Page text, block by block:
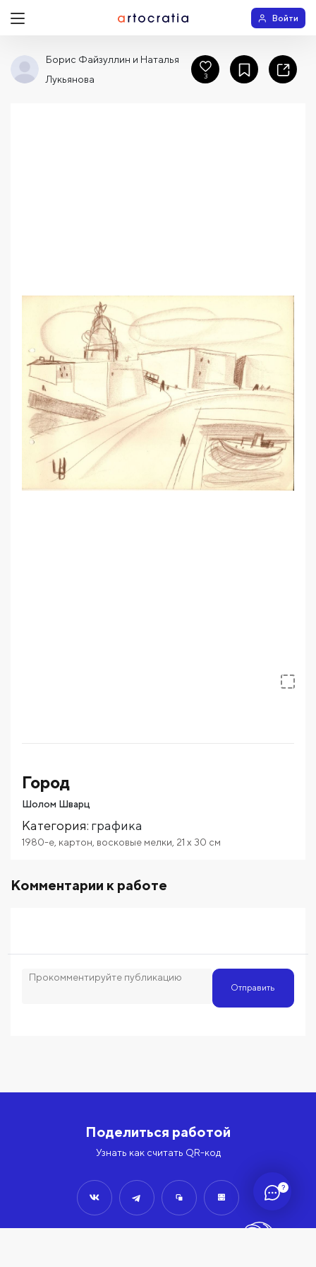
?
Войти
Город
Шолом Шварц
Категория: графика
1980-е картон восковые мелки 21 x 30 см
Комментарии к работе
Отправить
Борис Файзуллин и Наталья
Лукьянова
3
Поделиться работой
Узнать как считать QR-код